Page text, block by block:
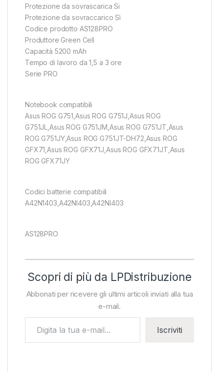
Protezione da sovrascarica Si
Protezione da sovraccarico Sì
Codice prodotto AS128PRO
Produttore Green Cell
Capacità 5200 mAh
Tempo di lavoro da 1,5 a 3 ore
Serie PRO
Notebook compatibili
Asus ROG G751,Asus ROG G751J,Asus ROG
G751JL,Asus ROG G751JM,Asus ROG G751JT,Asus
ROG G751JY,Asus ROG G751JT-DH72,Asus ROG
GFX71,Asus ROG GFX71J,Asus ROG GFX71JT,Asus
ROG GFX71JY
Codici batterie compatibili
A42N1403,A42NI403,A42Nl403
AS128PRO
Scopri di più da LPDistribuzione
Abbonati per ricevere gli ultimi articoli inviati alla tua
e-mail.
Iscriviti